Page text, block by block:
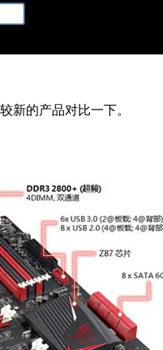
新的产品对比一下。